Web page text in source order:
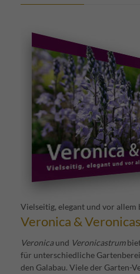
Vielseitig, elegant und vor allem
Veronica &
Veronicaund Veronicastrum
für unterschiedliche
den Galabau. Viele der Garten-